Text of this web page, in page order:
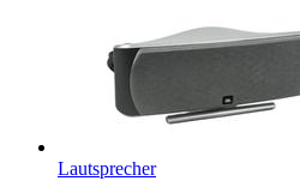
Lautsprecher